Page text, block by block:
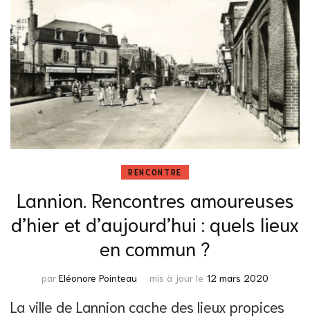
RENCONTRE
Lannion. Rencontres amoureuses
d’hier et d’aujourd’hui : quels lieux
en commun ?
par Eléonore Pointeau mis à jour le 12 mars 2020
La ville de Lannion cache des lieux propices